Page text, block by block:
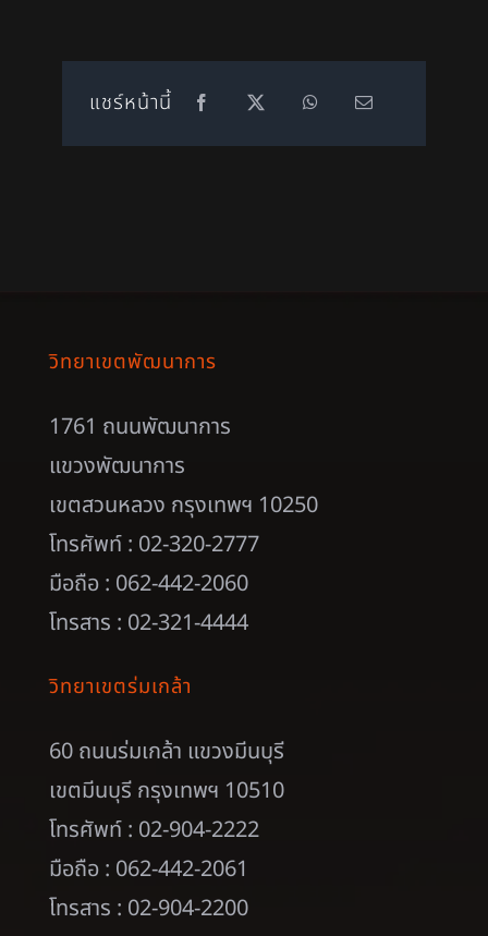
แชร์หน้านี้
วิทยาเขตพัฒนาการ
1761 ถนนพัฒนาการ
แขวงพัฒนาการ
เขตสวนหลวง กรุงเทพฯ 10250
โทรศัพท์ : 02-320-2777
มือถือ : 062-442-2060
โทรสาร : 02-321-4444
วิทยาเขตร่มเกล้า
60 ถนนร่มเกล้า แขวงมีนบุรี
เขตมีนบุรี กรุงเทพฯ 10510
โทรศัพท์ : 02-904-2222
มือถือ : 062-442-2061
โทรสาร : 02-904-2200